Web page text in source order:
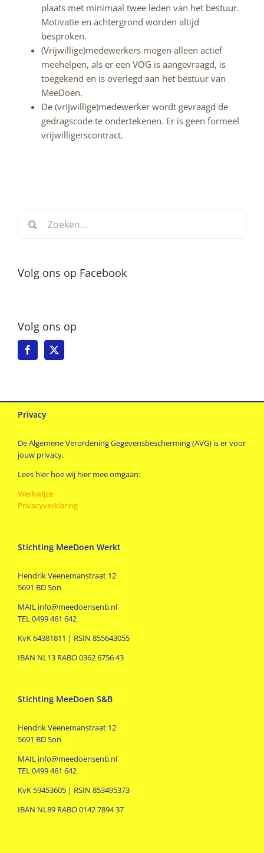
plaats met minimaal twee leden van het bestuur.
Motivatie en achtergrond worden altijd
besproken.
(Vrijwillige)medewerkers mogen alleen actief
meehelpen, als er een VOG is aangevraagd, is
toegekend en is overlegd aan het bestuur van
MeeDoen.
De (vrijwillige)medewerker wordt gevraagd de
gedragscode te ondertekenen. Er is geen formeel
vrijwilligerscontract.
naar:
Volg ons op Facebook
Volg ons op
Privacy
De Algemene Verordening Gegevensbescherming (AVG) is er voor
jouw privacy.
Lees hier hoe wij hier mee omgaan:
Werkwijze
Privacyverklaring
Stichting MeeDoen Werkt
Hendrik Veenemanstraat 12
5691 BD Son
MAIL info@meedoensenb.nl
TEL 0499 461 642
KvK 64381811 | RSIN 855643055
IBAN NL13 RABO 0362 6756 43
Stichting MeeDoen S&B
Hendrik Veenemanstraat 12
5691 BD Son
MAIL info@meedoensenb.nl
TEL 0499 461 642
KvK 59453605 | RSIN 853495373
IBAN NL89 RABO 0142 7894 37